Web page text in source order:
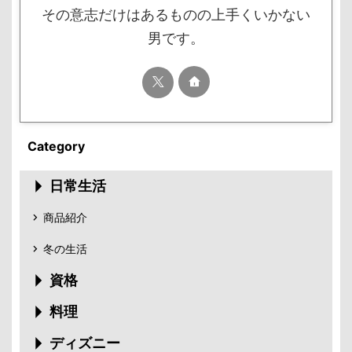
その意志だけはあるものの上手くいかない
男です。
Category
日常生活
商品紹介
冬の生活
資格
料理
ディズニー